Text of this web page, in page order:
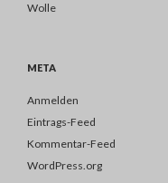
Wolle
META
Anmelden
Eintrags-Feed
Kommentar-Feed
WordPress.org